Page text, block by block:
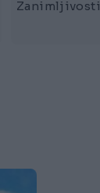
Zanimljivosti